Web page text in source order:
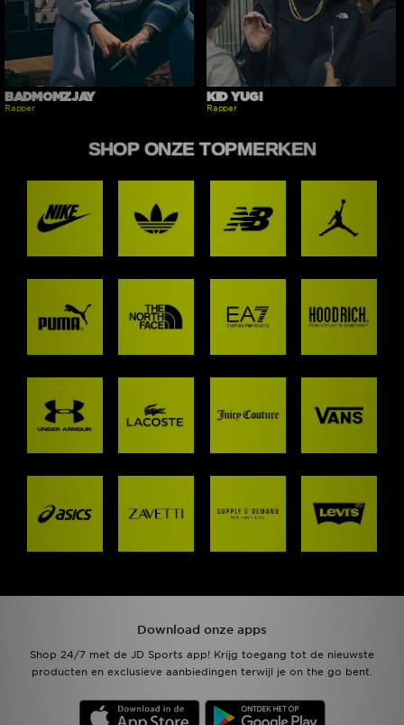
BADMOMZJAY
Rapper
KID YUGI
Rapper
SHOP ONZE TOPMERKEN
Download onze apps
Shop 24/7 met de JD Sports app! Krijg toegang tot de nieuwste
producten en exclusieve aanbiedingen terwijl je on the go bent.